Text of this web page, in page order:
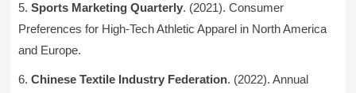
Sports Marketing Quarterly. (2021). Consumer
Preferences for High-Tech Athletic Apparel in North America
and Europe.
Chinese Textile Industry Federation. (2022). Annual